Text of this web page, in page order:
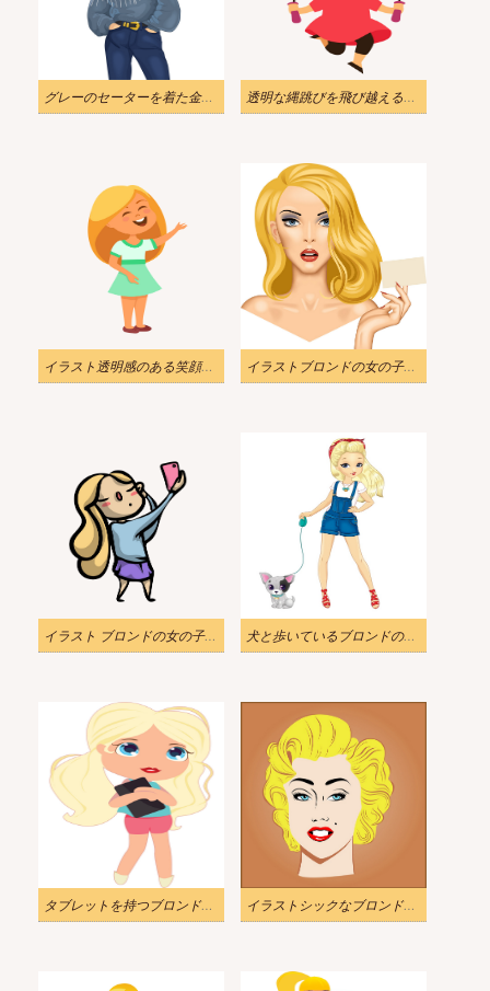
グレーのセーターを着た金髪の女の子のイラスト PNG 透明な縄跳びを飛び越えるブロンドの女の子のイラスト
イラスト透明感のある笑顔のブロンドの女の子 イラストブロンドの女の子png
イラスト ブロンドの女の子が透明な自撮り写真を撮る 犬と歩いているブロンドの女の子のイラスト
タブレットを持つブロンドの女の子のイラストpng イラストシックなブロンドの女の子の買い物客